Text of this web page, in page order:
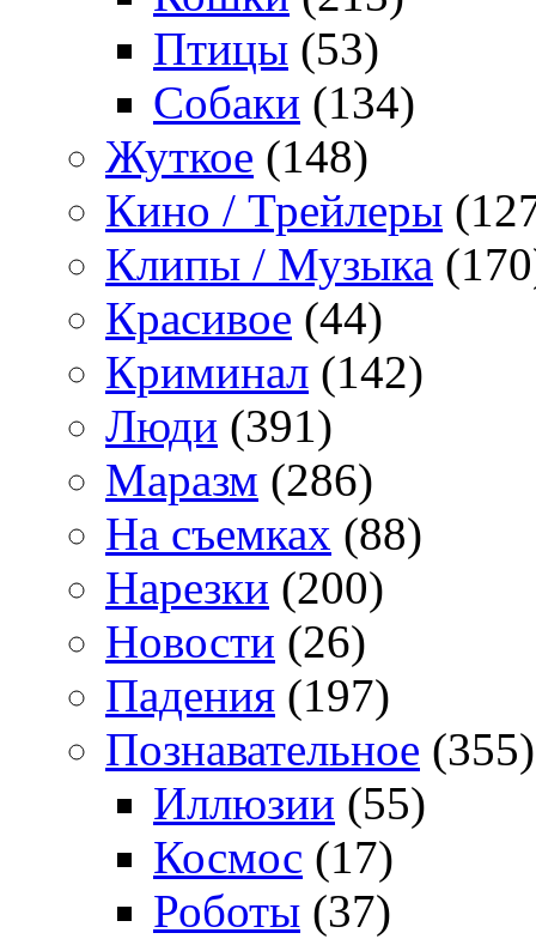
Птицы (53)
Собаки (134)
Жуткое (148)
Кино / Трейлеры
Клипы / Музыка
Красивое (44)
Криминал (142)
Люди (391)
Маразм (286)
На съемках (88)
Нарезки (200)
Новости (26)
Падения (197)
Познавательное (355)
Иллюзии (55)
Космос (17)
Роботы (37)